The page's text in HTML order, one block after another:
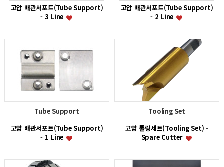
고압 배관서포트(Tube Support)
- 3 Line
고압 배관서포트(Tube Support)
- 2 Line
Tube Support
고압 배관서포트(Tube Support)
- 1 Line
Tooling Set
고압 툴링세트(Tooling Set) -
Spare Cutter